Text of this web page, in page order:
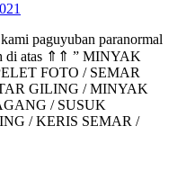
paguyuban paranormal
di atas ⇑⇑ ” MINYAK
FOTO / SEMAR
GILING / MINYAK
/ SUSUK
/ KERIS SEMAR /